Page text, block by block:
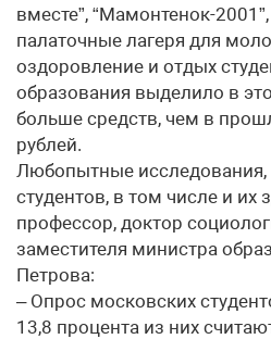
вместе”, “Мамонтенок-
палаточные лагеря для
оздоровление и отдых
образования выделило в
больше средств, чем в
рублей.
Любопытные
студентов, в том числе и их
профессор, доктор
заместителя министра
Петрова:
– Опрос московских
13,8 процента из них